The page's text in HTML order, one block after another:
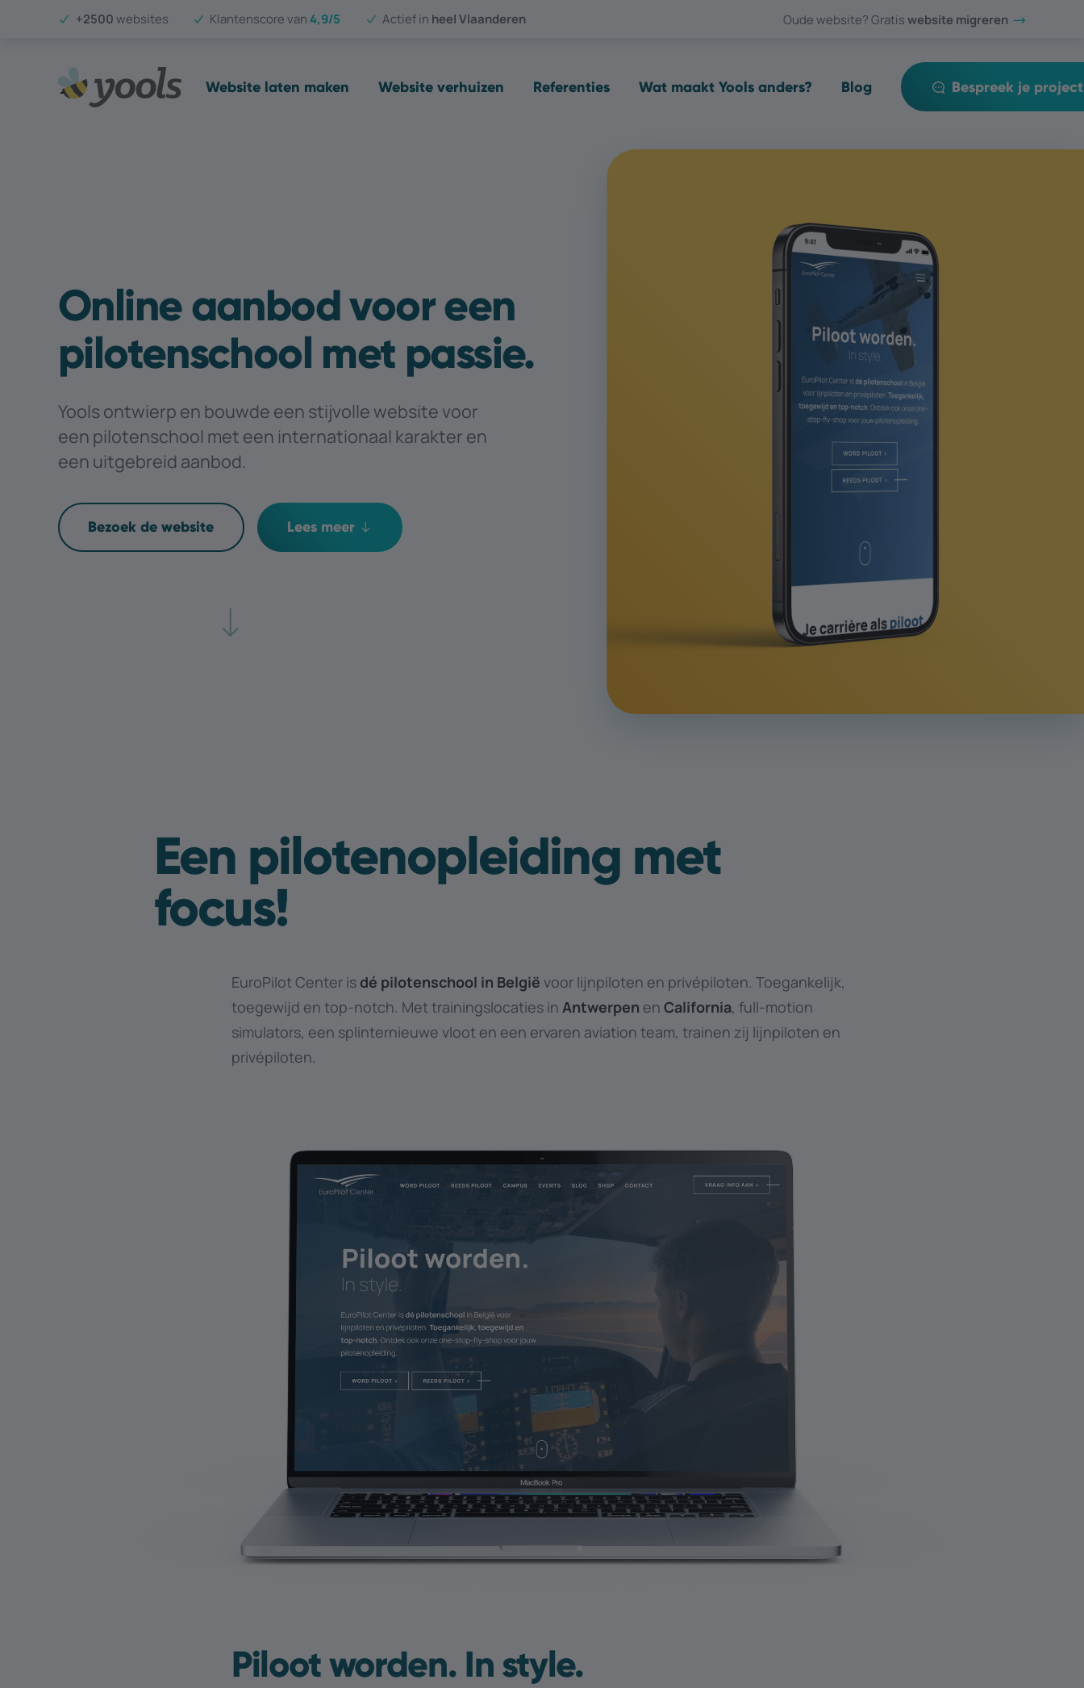
+2500 websites Klantenscore van4,9/5 Actief in heel Vlaanderen Oude website? Gratiswebsite migreren
Website laten maken Website verhuizen Referenties Wat maakt Yools anders? Blog Bespreek je project
Online aanbod voor een
pilotenschool met passie.
Yools ontwierp en bouwde een stijvolle website voor
een pilotenschool met een internationaal karakter en
een uitgebreid aanbod.
Bezoek de website Lees meer
Een pilotenopleiding met
focus!
EuroPilot Center is dé pilotenschool in België voor lijnpiloten en privépiloten. Toegankelijk,
toegewijd en top-notch. Met trainingslocaties in Antwerpen en California, full-motion
simulators, een splinternieuwe vloot en een ervaren aviation team, trainen zij lijnpiloten en
privépiloten.
Piloot worden. In style.